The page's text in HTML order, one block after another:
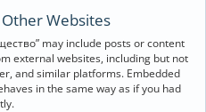
Websites
may include posts or content
external websites, including but not
and similar platforms. Embedded
in the same way as if you had